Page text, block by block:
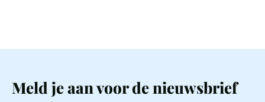
Meld je aan voor de nieuwsbrief